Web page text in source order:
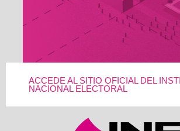
ACCEDE AL SITIO OFICIAL DEL
NACIONAL ELECTORAL